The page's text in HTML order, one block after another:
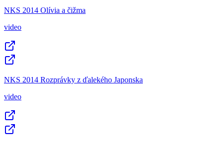
NKS 2014 Olívia a čižma
video
NKS 2014 Rozprávky z ďalekého Japonska
video